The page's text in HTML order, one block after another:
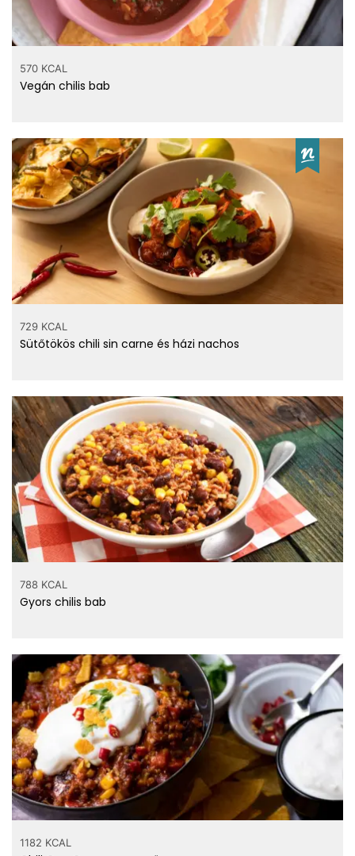
570 KCAL
Vegán chilis bab
729 KCAL
Sütőtökös chili sin carne és házi nachos
788 KCAL
Gyors chilis bab
1182 KCAL